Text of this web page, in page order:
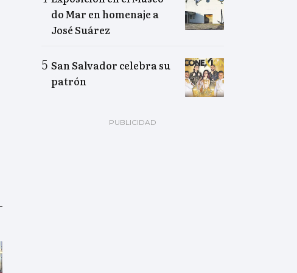
do Mar en homenaje a
José Suárez
San Salvador celebra su
patrón